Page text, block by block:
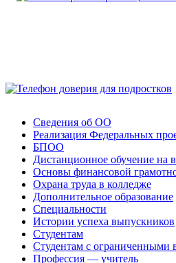
Сведения об ОО
Реализация Федеральных
БПОО
Дистанционное обучение на
Основы финансовой
Охрана труда в колледже
Дополнительное образование
Специальности
Истории успеха выпускников
Студентам
Студентам с ограниченными
Профессия — учитель